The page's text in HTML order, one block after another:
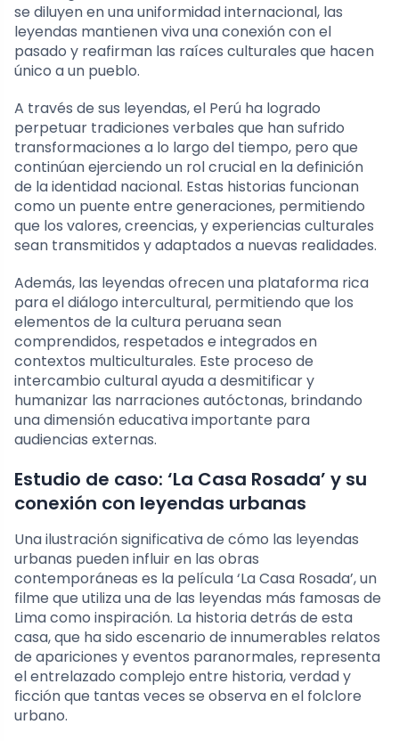
se diluyen en una uniformidad internacional, las
leyendas mantienen viva una conexión con el
pasado y reafirman las raíces culturales que hacen
único a un pueblo.
A través de sus leyendas, el Perú ha logrado
perpetuar tradiciones verbales que han sufrido
transformaciones a lo largo del tiempo, pero que
continúan ejerciendo un rol crucial en la definición
de la identidad nacional. Estas historias funcionan
como un puente entre generaciones, permitiendo
que los valores, creencias, y experiencias culturales
sean transmitidos y adaptados a nuevas realidades.
Además, las leyendas ofrecen una plataforma rica
para el diálogo intercultural, permitiendo que los
elementos de la cultura peruana sean
comprendidos, respetados e integrados en
contextos multiculturales. Este proceso de
intercambio cultural ayuda a desmitificar y
humanizar las narraciones autóctonas, brindando
una dimensión educativa importante para
audiencias externas.
Estudio de caso: ‘La Casa Rosada’ y su
conexión con leyendas urbanas
Una ilustración significativa de cómo las leyendas
urbanas pueden influir en las obras
contemporáneas es la película ‘La Casa Rosada’, un
filme que utiliza una de las leyendas más famosas de
Lima como inspiración. La historia detrás de esta
casa, que ha sido escenario de innumerables relatos
de apariciones y eventos paranormales, representa
el entrelazado complejo entre historia, verdad y
ficción que tantas veces se observa en el folclore
urbano.